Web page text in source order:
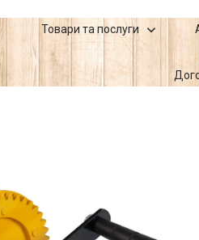
Товари та послуги